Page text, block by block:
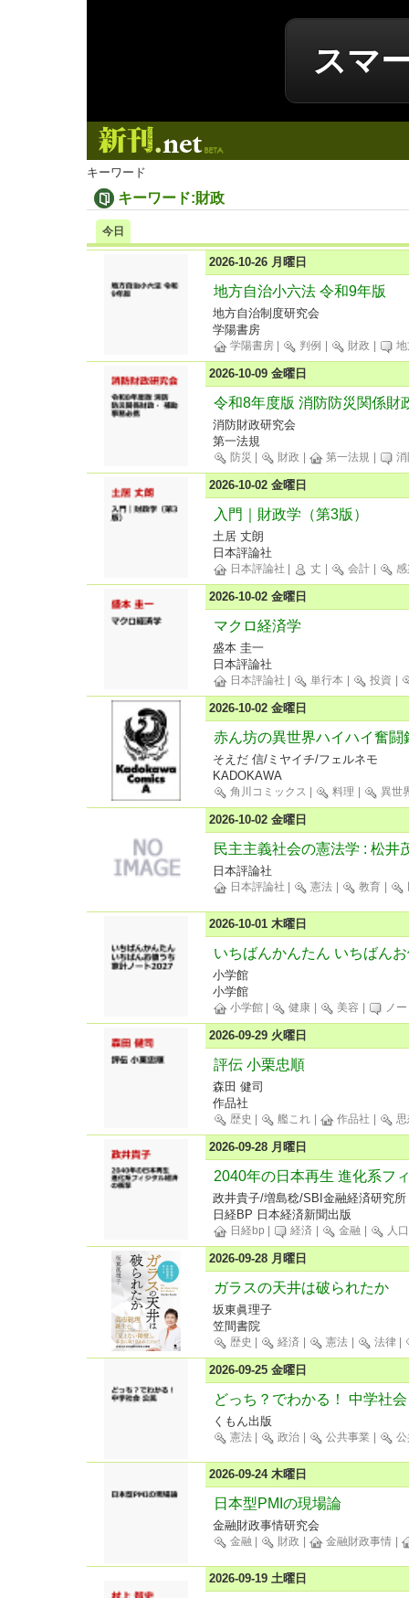
スマ
キーワード
キーワード:財政
今日
2026-10-26 月曜日
地方自治小六法 令和9年版
地方自治制度研究会
学陽書房
学陽書房 判例 財政 地
2026-10-09 金曜日
令和8年度版 消防防災関係財
消防財政研究会
第一法規
防災 財政 第一法規 消
2026-10-02 金曜日
入門｜財政学（第3版）
土居 丈朗
日本評論社
日本評論社 丈 会計 感
2026-10-02 金曜日
マクロ経済学
盛本 圭一
日本評論社
日本評論社 単行本 投資
2026-10-02 金曜日
赤ん坊の異世界ハイハイ奮闘
そえだ 信/ミヤイチ/フェルネモ
KADOKAWA
角川コミックス 料理 異世
2026-10-02 金曜日
民主主義社会の憲法学 : 松井
日本評論社
日本評論社 憲法 教育
2026-10-01 木曜日
いちばんかんたん いちばん
小学館
小学館
小学館 健康 美容 ノ
2026-09-29 火曜日
評伝 小栗忠順
森田 健司
作品社
歴史 艦これ 作品社 思
2026-09-28 月曜日
2040年の日本再生 進化系フ
政井貴子/増島稔/SBI金融経済研究所
日経BP 日本経済新聞出版
日経bp 経済 金融 人
2026-09-28 月曜日
ガラスの天井は破られたか
坂東眞理子
笠間書院
歴史 経済 憲法 法律
2026-09-25 金曜日
どっち？でわかる！ 中学社
くもん出版
憲法 政治 公共事業 公
2026-09-24 木曜日
日本型PMIの現場論
金融財政事情研究会
金融 財政 金融財政事情
2026-09-19 土曜日